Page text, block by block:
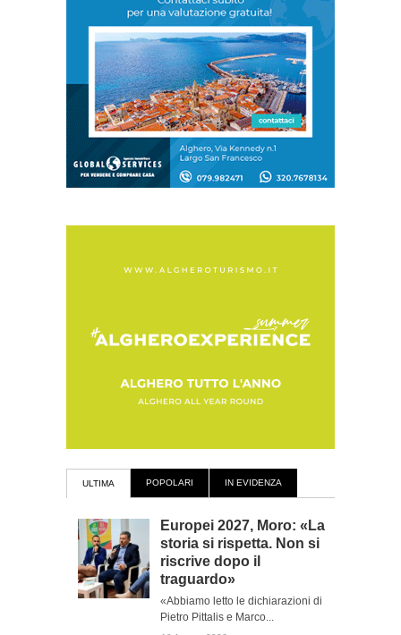
ULTIMA POPOLARI IN EVIDENZA
Europei 2027, Moro: «La
storia si rispetta. Non si
riscrive dopo il
traguardo»
«Abbiamo letto le dichiarazioni di
Pietro Pittalis e Marco...